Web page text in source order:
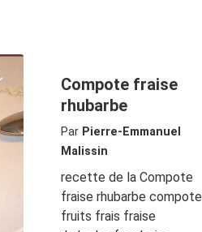
Compote fraise
rhubarbe
Par Pierre-Emmanuel
Malissin
recette de la Compote
fraise rhubarbe compote
fruits frais fraise